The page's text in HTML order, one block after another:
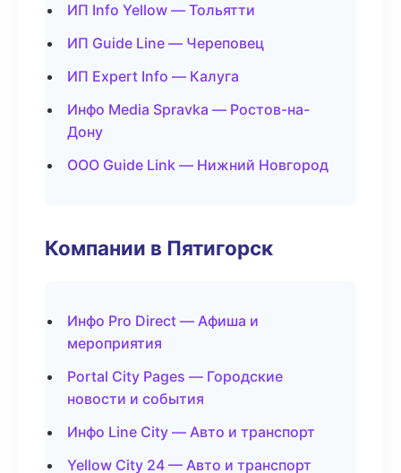
ИП Info Yellow — Тольятти
ИП Guide Line — Череповец
ИП Expert Info — Калуга
Инфо Media Spravka — Ростов-на-
Дону
ООО Guide Link — Нижний Новгород
Компании в Пятигорск
Инфо Pro Direct — Афиша и
мероприятия
Portal City Pages — Городские
новости и события
Инфо Line City — Авто и транспорт
Yellow City 24 — Авто и транспорт